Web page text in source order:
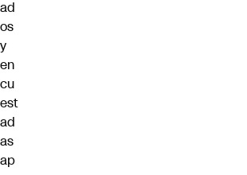
ad
os
y
en
cu
est
ad
as
ap